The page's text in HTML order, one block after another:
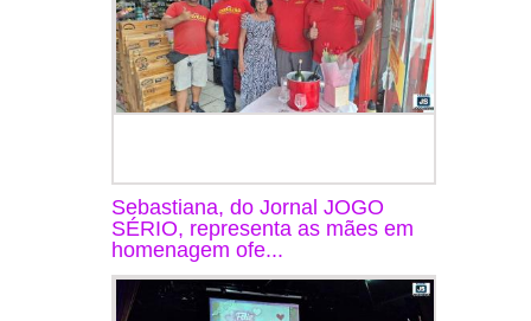
Sebastiana, do Jornal JOGO
SÉRIO, representa as mães em
homenagem ofe...